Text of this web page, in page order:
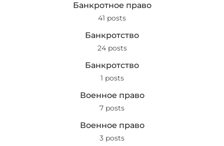
Банкротное право
41 posts
Банкротство
24 posts
Банкротство
1 posts
Военное право
7 posts
Военное право
3 posts